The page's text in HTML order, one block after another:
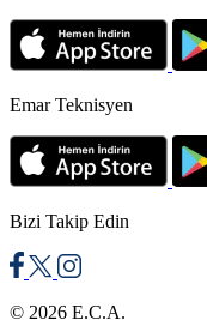
Emar Teknisyen
Bizi Takip Edin
© 2026 E.C.A.